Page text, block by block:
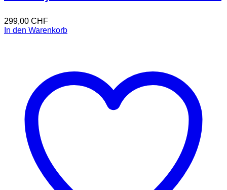
299,00 CHF
In den Warenkorb